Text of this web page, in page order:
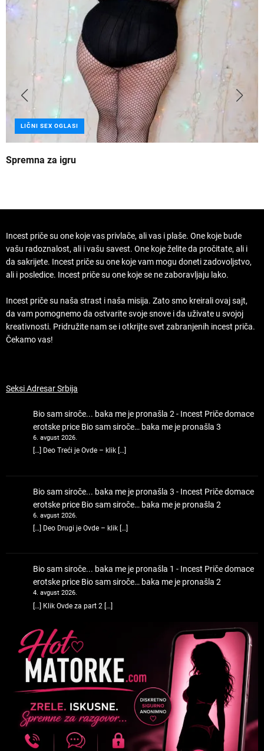
LIČNI SEX OGLASI
Spremna za igru
Incest priče su one koje vas privlače, ali vas i plaše. One koje bude
vašu radoznalost, ali i vašu savest. One koje želite da pročitate, ali i
da sakrijete. Incest priče su one koje vam mogu doneti zadovoljstvo,
ali i posledice. Incest priče su one koje se ne zaboravljaju lako.
Incest priče su naša strast i naša misija. Zato smo kreirali ovaj sajt,
da vam pomognemo da ostvarite svoje snove i da uživate u svojoj
kreativnosti. Pridružite nam se i otkrijte svet zabranjenih incest priča.
Čekamo vas!
Seksi Adresar Srbija
Bio sam siroče... baka me je pronašla 2 - Incest Priče domace
erotske price Bio sam siroče… baka me je pronašla 3
6. avgust 2026.
[…] Deo Treći je Ovde – klik […]
Bio sam siroče... baka me je pronašla 3 - Incest Priče domace
erotske price Bio sam siroče… baka me je pronašla 2
6. avgust 2026.
[…] Deo Drugi je Ovde – klik […]
Bio sam siroče... baka me je pronašla 1 - Incest Priče domace
erotske price Bio sam siroče… baka me je pronašla 2
4. avgust 2026.
[…] Klik Ovde za part 2 […]